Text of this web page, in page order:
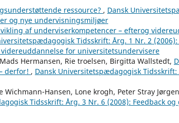
ressource? , Dansk
og nye undervisningsmiljøer
af underviserkompetencer – efterog
Tidsskrift: Årg. 1 Nr. 2
for universitetsundervisere
Hermansen, Rie troelsen, Birgitta Wallstedt,
derfor! , Dansk Universitetspædagogisk Tidsskrift:
Wichmann-Hansen, Lone krogh, Peter Stray
Tidsskrift: Årg. 3 Nr. 6 (2008): Feedback og